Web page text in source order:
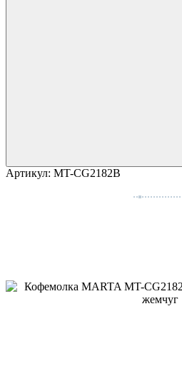
Артикул: MT-CG2182B